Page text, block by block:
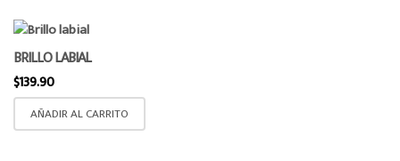
BRILLO LABIAL
$139.90
AÑADIR AL CARRITO